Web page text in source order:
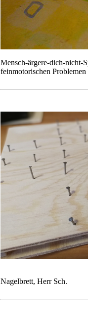
Mensch-ärgere-dich-nicht-
feinmotorischen Problemen
Nagelbrett, Herr Sch.